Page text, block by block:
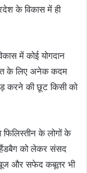
के विकास में ही
में कोई योगदान
के लिए अनेक कदम
करने की छूट किसी को
फिलिस्तीन के लोगों के
हैंडबैग को लेकर संसद
और सफेद कबूतर भी